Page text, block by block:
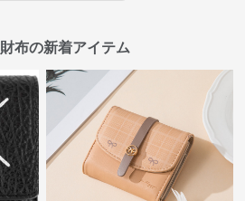
布の新着アイテム